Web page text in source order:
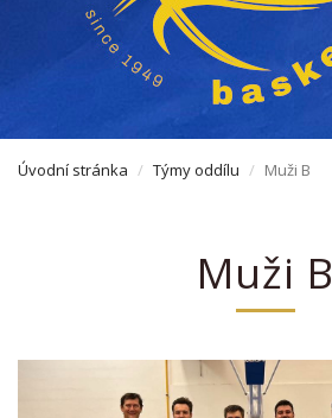
Úvodní stránka Týmy oddílu Muži B
Muži B